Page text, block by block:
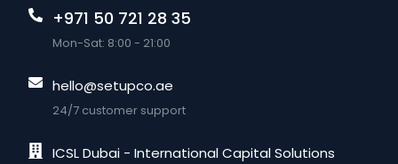
+971 50 721 28 35
Mon-Sat: 8:00 - 21:00
hello@setupco.ae
24/7 customer support
ICSL Dubai - International Capital Solutions